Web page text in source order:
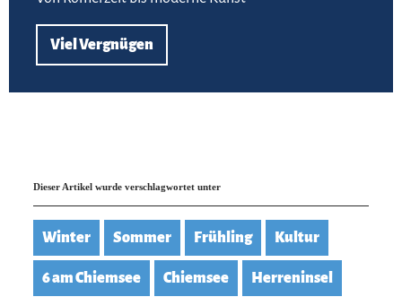
Viel Vergnügen
Dieser Artikel wurde verschlagwortet unter
Winter Sommer Frühling Kultur
6 am Chiemsee Chiemsee Herreninsel